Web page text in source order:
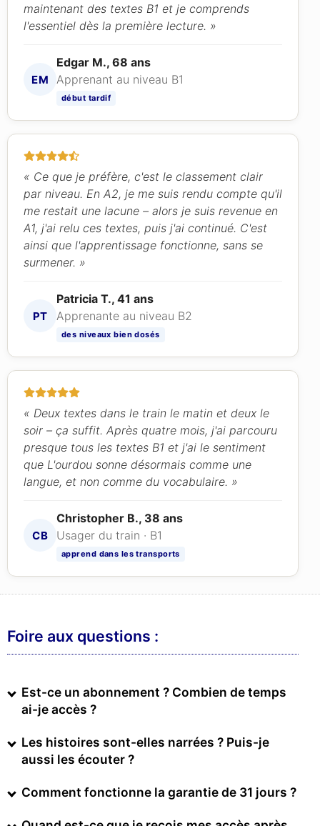
maintenant des textes B1 et je comprends
l'essentiel dès la première lecture. »
EM
Edgar M., 68 ans
Apprenant au niveau B1
début tardif
« Ce que je préfère, c'est le classement clair
par niveau. En A2, je me suis rendu compte qu'il
me restait une lacune – alors je suis revenue en
A1, j'ai relu ces textes, puis j'ai continué. C'est
ainsi que l'apprentissage fonctionne, sans se
surmener. »
PT
Patricia T., 41 ans
Apprenante au niveau B2
des niveaux bien dosés
« Deux textes dans le train le matin et deux le
soir – ça suffit. Après quatre mois, j'ai parcouru
presque tous les textes B1 et j'ai le sentiment
que L'ourdou sonne désormais comme une
langue, et non comme du vocabulaire. »
CB
Christopher B., 38 ans
Usager du train · B1
apprend dans les transports
Foire aux questions :
Est-ce un abonnement ? Combien de temps
ai-je accès ?
Les histoires sont-elles narrées ? Puis-je
aussi les écouter ?
Comment fonctionne la garantie de 31 jours ?